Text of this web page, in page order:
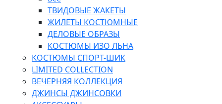
ТВИДОВЫЕ ЖАКЕТЫ
ЖИЛЕТЫ КОСТЮМНЫЕ
ДЕЛОВЫЕ ОБРАЗЫ
КОСТЮМЫ ИЗО ЛЬНА
КОСТЮМЫ СПОРТ-ШИК
LIMITED COLLECTION
ВЕЧЕРНЯЯ КОЛЛЕКЦИЯ
ДЖИНСЫ ДЖИНСОВКИ